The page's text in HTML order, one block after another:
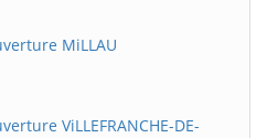
MiLLAU
ViLLEFRANCHE-DE-